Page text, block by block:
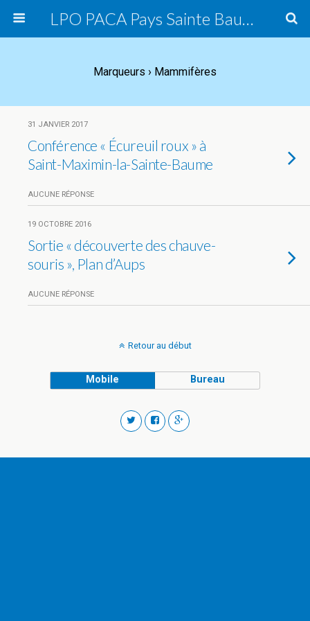
LPO PACA Pays Sainte Baume, groupe local
Marqueurs › Mammifères
31 JANVIER 2017
Conférence « Écureuil roux » à
Saint-Maximin-la-Sainte-Baume
AUCUNE RÉPONSE
19 OCTOBRE 2016
Sortie « découverte des chauve-
souris », Plan d’Aups
AUCUNE RÉPONSE
Retour au début
Mobile Bureau